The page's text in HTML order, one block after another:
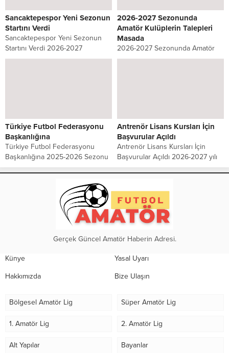
Ligi (PGL) olarak...
Sancaktepespor Yeni Sezonun
Startını Verdi
Sancaktepespor Yeni Sezonun
Startını Verdi 2026-2027
sezonunda İstanbul Süper
2026-2027 Sezonunda
Amatör Kulüplerin Talepleri
Masada
2026-2027 Sezonunda Amatör
Kulüplerin Talepleri Masada Yaş
Türkiye Futbol Federasyonu
Başkanlığına
Türkiye Futbol Federasyonu
Başkanlığına 2025-2026 Sezonu
İstanbul 2. Amatör Lig Yükselme
İlkesinin Korunmasına İlişkin
kulüpler ortak açıklama yaptılar.
Antrenör Lisans Kursları İçin
Başvurular Açıldı
Antrenör Lisans Kursları İçin
Başvurular Açıldı 2026-2027 yılı
içerisinde yapılacak UEFA A
Lisans, UEFA C...
Gerçek Güncel Amatör Haberin Adresi.
Künye Yasal Uyarı
Hakkımızda Bize Ulaşın
Bölgesel Amatör Lig Süper Amatör Lig
1. Amatör Lig 2. Amatör Lig
Alt Yapılar Bayanlar